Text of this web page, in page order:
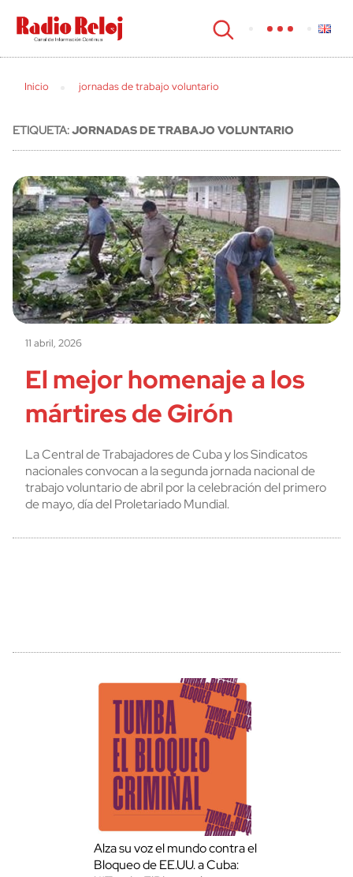
cerrar
Inicio jornadas de trabajo voluntario
ETIQUETA:JORNADAS DE TRABAJO VOLUNTARIO
11 abril, 2026
El mejor homenaje a los
mártires de Girón
La Central de Trabajadores de Cuba y los Sindicatos
nacionales convocan a la segunda jornada nacional de
trabajo voluntario de abril por la celebración del primero
de mayo, día del Proletariado Mundial.
Alza su voz el mundo contra el
Bloqueo de EE.UU. a Cuba: